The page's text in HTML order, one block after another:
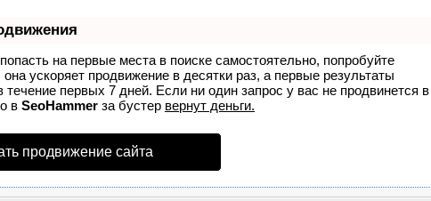
на первые места в поиске самостоятельно, попробуйте
она ускоряет продвижение в десятки раз, а первые результаты
течение первых 7 дней. Если ни один запрос у вас не продвинется в
в SeoHammer за бустер вернут деньги.
продвижение сайта